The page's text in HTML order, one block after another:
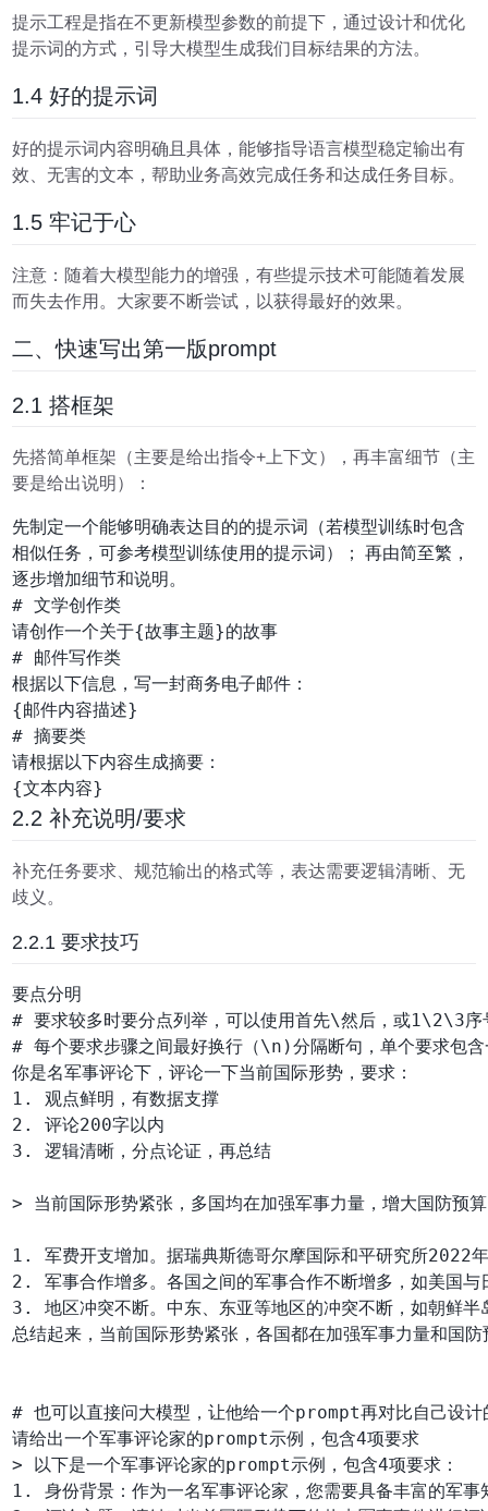
提示工程是指在不更新模型参数的前提下，通过设计和优化
提示词的方式，引导大模型生成我们目标结果的方法。
1.4 好的提示词
好的提示词内容明确且具体，能够指导语言模型稳定输出有
效、无害的文本，帮助业务高效完成任务和达成任务目标。
1.5 牢记于心
注意：随着大模型能力的增强，有些提示技术可能随着发展
而失去作用。大家要不断尝试，以获得最好的效果。
二、快速写出第一版prompt
2.1 搭框架
先搭简单框架（主要是给出指令+上下文），再丰富细节（主
要是给出说明）：
先制定一个能够明确表达目的的提示词（若模型训练时包含
相似任务，可参考模型训练使用的提示词）； 再由简至繁，
逐步增加细节和说明。
# 文学创作类
请创作一个关于{故事主题}的故事
# 邮件写作类
根据以下信息，写一封商务电子邮件：
{邮件内容描述}
# 摘要类
请根据以下内容生成摘要：
2.2 补充说明/要求
补充任务要求、规范输出的格式等，表达需要逻辑清晰、无
歧义。
2.2.1 要求技巧
要点分明
# 要求较多时要分点列举，可以使用首先\然后，或1\2\3序
# 每个要求步骤之间最好换行（\n)分隔断句，单个要求包含
你是名军事评论下，评论一下当前国际形势，要求：
1. 观点鲜明，有数据支撑
2. 评论200字以内
3. 逻辑清晰，分点论证，再总结
> 当前国际形势紧张，多国均在加强军事力量，增大国防预
1. 军费开支增加。据瑞典斯德哥尔摩国际和平研究所2022
2. 军事合作增多。各国之间的军事合作不断增多，如美国与
3. 地区冲突不断。中东、东亚等地区的冲突不断，如朝鲜半
总结起来，当前国际形势紧张，各国都在加强军事力量和国
# 也可以直接问大模型，让他给一个prompt再对比自己设计
请给出一个军事评论家的prompt示例，包含4项要求
> 以下是一个军事评论家的prompt示例，包含4项要求：
1. 身份背景：作为一名军事评论家，您需要具备丰富的军事